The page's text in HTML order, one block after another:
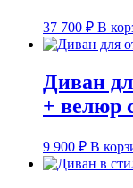
37 700 ₽ В
Диван
+ велюр
9 900 ₽ В